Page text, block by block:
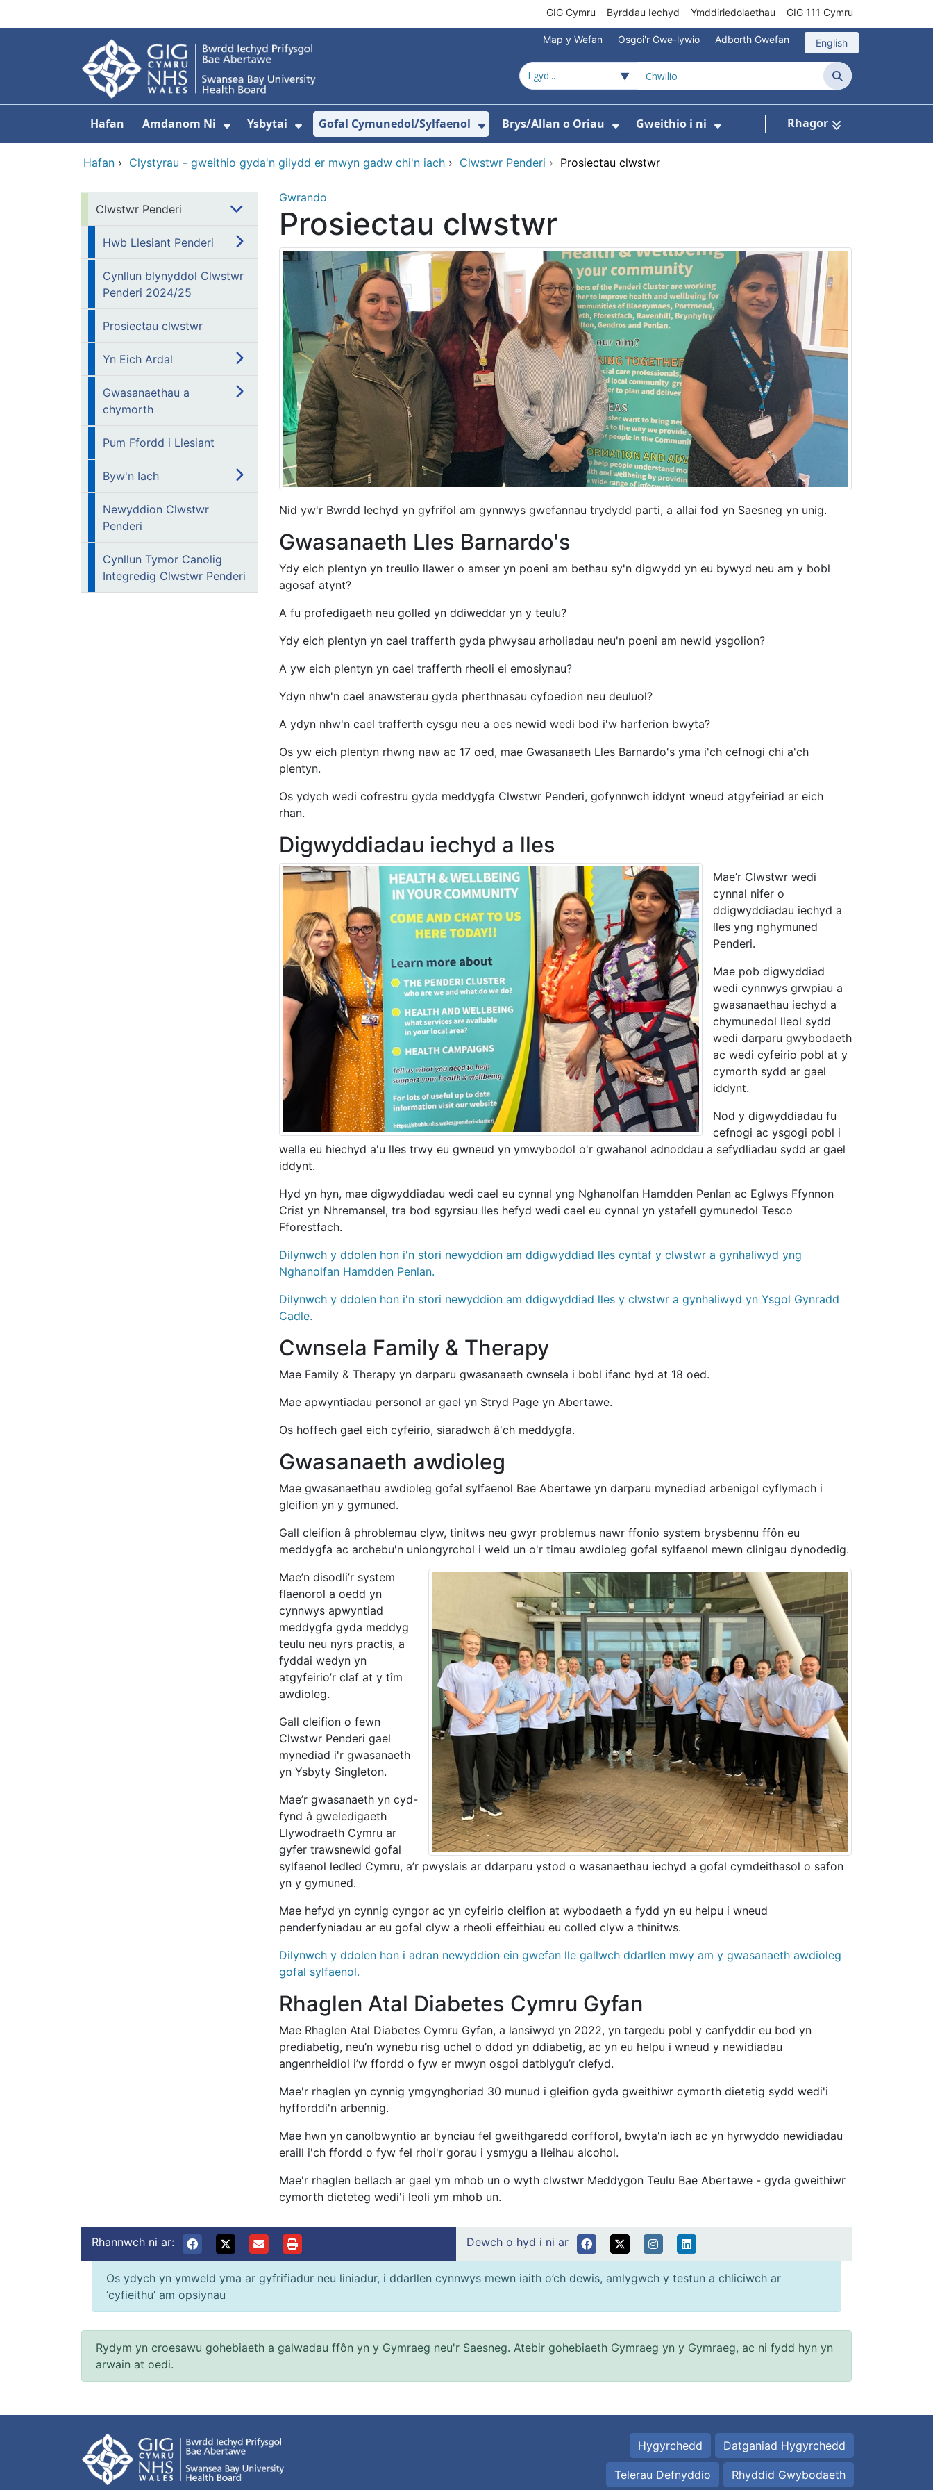
GIG Cymru Byrddau Iechyd Ymddiriedolaethau GIG 111 Cymru
Map y Wefan Osgoi'r Gwe-lywio Adborth Gwefan English
Chwilio
Hafan Amdanom Ni
Dangos isddewislen ar gyfer Amdanom Ni
Ysbytai
Dangos isddewislen ar gyfer Ysbytai
Gofal Cymunedol/Sylfaenol
Dangos isddewislen ar gyfer Gofal Cymunedol/Sylfaenol
Brys/Allan o Oriau Gweithio i ni Rhagor
Hafan › Clystyrau - gweithio gyda'n gilydd er mwyn gadw chi'n iach › Clwstwr Penderi › Prosiectau clwstwr
Clwstwr Penderi
Hwb Llesiant Penderi
Cynllun blynyddol Clwstwr
Penderi 2024/25
Prosiectau clwstwr
Yn Eich Ardal
Gwasanaethau a
chymorth
Pum Ffordd i Llesiant
Byw'n Iach
Newyddion Clwstwr
Penderi
Cynllun Tymor Canolig
Integredig Clwstwr Penderi
Gwrando
Prosiectau clwstwr
Nid yw'r Bwrdd Iechyd yn gyfrifol am gynnwys gwefannau trydydd parti, a allai fod yn Saesneg yn unig.
Gwasanaeth Lles Barnardo's
Ydy eich plentyn yn treulio llawer o amser yn poeni am bethau sy'n digwydd yn eu bywyd neu am y bobl
agosaf atynt?
A fu profedigaeth neu golled yn ddiweddar yn y teulu?
Ydy eich plentyn yn cael trafferth gyda phwysau arholiadau neu'n poeni am newid ysgolion?
A yw eich plentyn yn cael trafferth rheoli ei emosiynau?
Ydyn nhw'n cael anawsterau gyda pherthnasau cyfoedion neu deuluol?
A ydyn nhw'n cael trafferth cysgu neu a oes newid wedi bod i'w harferion bwyta?
Os yw eich plentyn rhwng naw ac 17 oed, mae Gwasanaeth Lles Barnardo's yma i'ch cefnogi chi a'ch
plentyn.
Os ydych wedi cofrestru gyda meddygfa Clwstwr Penderi, gofynnwch iddynt wneud atgyfeiriad ar eich
rhan.
Digwyddiadau iechyd a lles
Mae’r Clwstwr wedi
cynnal nifer o
ddigwyddiadau iechyd a
lles yng nghymuned
Penderi.
Mae pob digwyddiad
wedi cynnwys grwpiau a
gwasanaethau iechyd a
chymunedol lleol sydd
wedi darparu gwybodaeth
ac wedi cyfeirio pobl at y
cymorth sydd ar gael
iddynt.
Nod y digwyddiadau fu
cefnogi ac ysgogi pobl i
wella eu hiechyd a'u lles trwy eu gwneud yn ymwybodol o'r gwahanol adnoddau a sefydliadau sydd ar gael
iddynt.
Hyd yn hyn, mae digwyddiadau wedi cael eu cynnal yng Nghanolfan Hamdden Penlan ac Eglwys Ffynnon
Crist yn Nhremansel, tra bod sgyrsiau lles hefyd wedi cael eu cynnal yn ystafell gymunedol Tesco
Fforestfach.
Dilynwch y ddolen hon i'n stori newyddion am ddigwyddiad lles cyntaf y clwstwr a gynhaliwyd yng
Nghanolfan Hamdden Penlan.
Dilynwch y ddolen hon i'n stori newyddion am ddigwyddiad lles y clwstwr a gynhaliwyd yn Ysgol Gynradd
Cadle.
Cwnsela Family & Therapy
Mae Family & Therapy yn darparu gwasanaeth cwnsela i bobl ifanc hyd at 18 oed.
Mae apwyntiadau personol ar gael yn Stryd Page yn Abertawe.
Os hoffech gael eich cyfeirio, siaradwch â'ch meddygfa.
Gwasanaeth awdioleg
Mae gwasanaethau awdioleg gofal sylfaenol Bae Abertawe yn darparu mynediad arbenigol cyflymach i
gleifion yn y gymuned.
Gall cleifion â phroblemau clyw, tinitws neu gwyr problemus nawr ffonio system brysbennu ffôn eu
meddygfa ac archebu'n uniongyrchol i weld un o'r timau awdioleg gofal sylfaenol mewn clinigau dynodedig.
Mae’n disodli’r system
flaenorol a oedd yn
cynnwys apwyntiad
meddygfa gyda meddyg
teulu neu nyrs practis, a
fyddai wedyn yn
atgyfeirio’r claf at y tîm
awdioleg.
Gall cleifion o fewn
Clwstwr Penderi gael
mynediad i'r gwasanaeth
yn Ysbyty Singleton.
Mae’r gwasanaeth yn cyd-
fynd â gweledigaeth
Llywodraeth Cymru ar
gyfer trawsnewid gofal
sylfaenol ledled Cymru, a’r pwyslais ar ddarparu ystod o wasanaethau iechyd a gofal cymdeithasol o safon
yn y gymuned.
Mae hefyd yn cynnig cyngor ac yn cyfeirio cleifion at wybodaeth a fydd yn eu helpu i wneud
penderfyniadau ar eu gofal clyw a rheoli effeithiau eu colled clyw a thinitws.
Dilynwch y ddolen hon i adran newyddion ein gwefan lle gallwch ddarllen mwy am y gwasanaeth awdioleg
gofal sylfaenol.
Rhaglen Atal Diabetes Cymru Gyfan
Mae Rhaglen Atal Diabetes Cymru Gyfan, a lansiwyd yn 2022, yn targedu pobl y canfyddir eu bod yn
prediabetig, neu’n wynebu risg uchel o ddod yn ddiabetig, ac yn eu helpu i wneud y newidiadau
angenrheidiol i’w ffordd o fyw er mwyn osgoi datblygu’r clefyd.
Mae'r rhaglen yn cynnig ymgynghoriad 30 munud i gleifion gyda gweithiwr cymorth dietetig sydd wedi'i
hyfforddi'n arbennig.
Mae hwn yn canolbwyntio ar bynciau fel gweithgaredd corfforol, bwyta'n iach ac yn hyrwyddo newidiadau
eraill i'ch ffordd o fyw fel rhoi'r gorau i ysmygu a lleihau alcohol.
Mae'r rhaglen bellach ar gael ym mhob un o wyth clwstwr Meddygon Teulu Bae Abertawe - gyda gweithiwr
cymorth dieteteg wedi'i leoli ym mhob un.
Rhannwch ni ar: Dewch o hyd i ni ar
Os ydych yn ymweld yma ar gyfrifiadur neu liniadur, i ddarllen cynnwys mewn iaith o’ch dewis, amlygwch y testun a chliciwch ar
‘cyfieithu’ am opsiynau
Rydym yn croesawu gohebiaeth a galwadau ffôn yn y Gymraeg neu'r Saesneg. Atebir gohebiaeth Gymraeg yn y Gymraeg, ac ni fydd hyn yn
arwain at oedi.
Hygyrchedd Datganiad Hygyrchedd
Telerau Defnyddio Rhyddid Gwybodaeth